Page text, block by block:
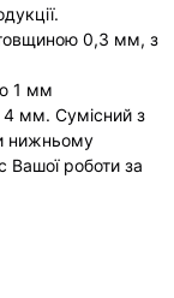
0,3 мм, з
1 мм
4 мм. Сумісний з
нижньому
Вашої роботи за